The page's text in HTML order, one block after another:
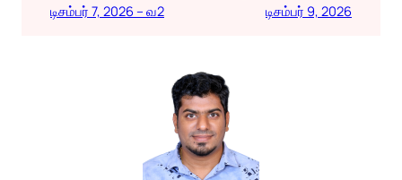
டிசம்பர் 7, 2026 – வ2
டிசம்பர் 9, 2026